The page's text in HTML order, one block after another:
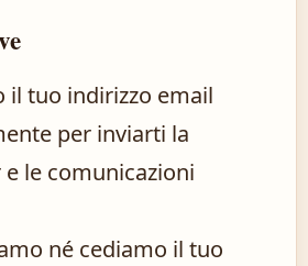
il tuo indirizzo email
per inviarti la
le comunicazioni
né cediamo il tuo